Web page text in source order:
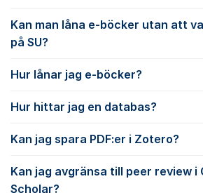
Kan man låna e-böcker utan att
på SU?
Hur lånar jag e-böcker?
Hur hittar jag en databas?
Kan jag spara PDF:er i Zotero?
Kan jag avgränsa till peer review i
Scholar?